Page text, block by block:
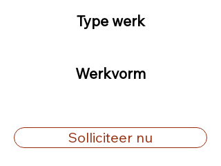
Type werk
Werkvorm
Solliciteer nu